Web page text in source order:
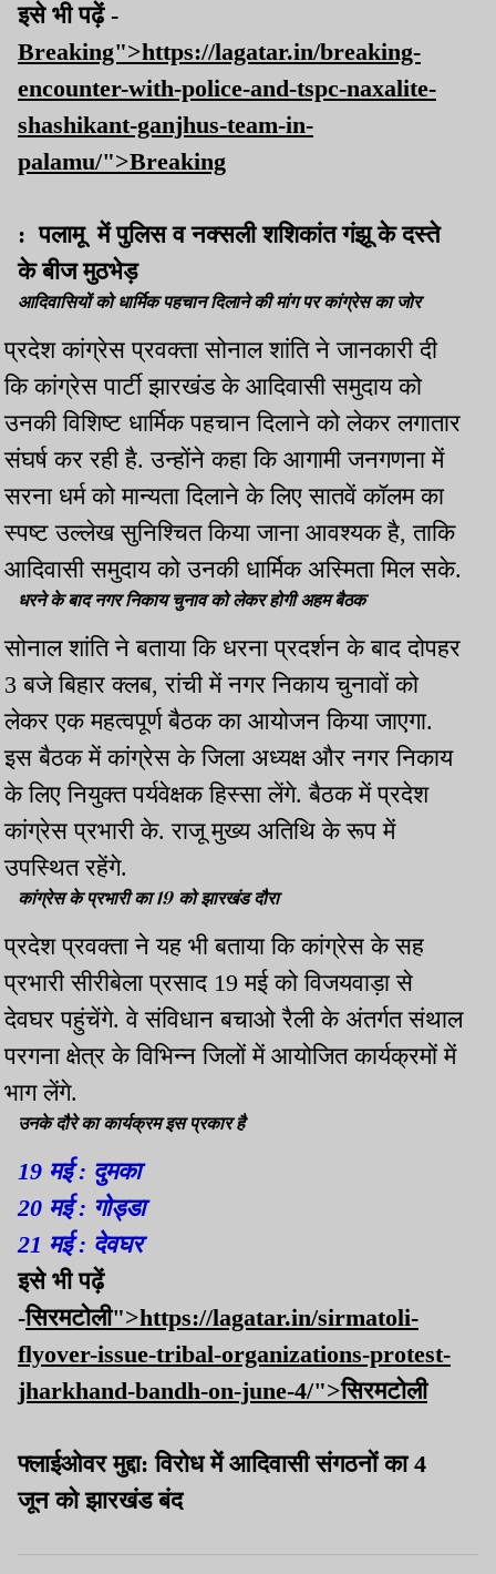
इसे भी पढ़ें -
Breaking">https://lagatar.in/breaking-
encounter-with-police-and-tspc-naxalite-
shashikant-ganjhus-team-in-
palamu/">Breaking
: पलामू में पुलिस व नक्सली शशिकांत गंझू के दस्ते
के बीज मुठभेड़
आदिवासियों को धार्मिक पहचान दिलाने की मांग पर कांग्रेस का जोर
प्रदेश कांग्रेस प्रवक्ता सोनाल शांति ने जानकारी दी
कि कांग्रेस पार्टी झारखंड के आदिवासी समुदाय को
उनकी विशिष्ट धार्मिक पहचान दिलाने को लेकर लगातार
संघर्ष कर रही है. उन्होंने कहा कि आगामी जनगणना में
सरना धर्म को मान्यता दिलाने के लिए सातवें कॉलम का
स्पष्ट उल्लेख सुनिश्चित किया जाना आवश्यक है, ताकि
आदिवासी समुदाय को उनकी धार्मिक अस्मिता मिल सके.
धरने के बाद नगर निकाय चुनाव को लेकर होगी अहम बैठक
सोनाल शांति ने बताया कि धरना प्रदर्शन के बाद दोपहर
3 बजे बिहार क्लब, रांची में नगर निकाय चुनावों को
लेकर एक महत्वपूर्ण बैठक का आयोजन किया जाएगा.
इस बैठक में कांग्रेस के जिला अध्यक्ष और नगर निकाय
के लिए नियुक्त पर्यवेक्षक हिस्सा लेंगे. बैठक में प्रदेश
कांग्रेस प्रभारी के. राजू मुख्य अतिथि के रूप में
उपस्थित रहेंगे.
कांग्रेस के प्रभारी का 19 को झारखंड दौरा
प्रदेश प्रवक्ता ने यह भी बताया कि कांग्रेस के सह
प्रभारी सीरीबेला प्रसाद 19 मई को विजयवाड़ा से
देवघर पहुंचेंगे. वे संविधान बचाओ रैली के अंतर्गत संथाल
परगना क्षेत्र के विभिन्न जिलों में आयोजित कार्यक्रमों में
भाग लेंगे.
उनके दौरे का कार्यक्रम इस प्रकार है
19 मई : दुमका
20 मई : गोड्डा
21 मई : देवघर
इसे भी पढ़ें
-सिरमटोली">https://lagatar.in/sirmatoli-
flyover-issue-tribal-organizations-protest-
jharkhand-bandh-on-june-4/">सिरमटोली
फ्लाईओवर मुद्दा: विरोध में आदिवासी संगठनों का 4
जून को झारखंड बंद